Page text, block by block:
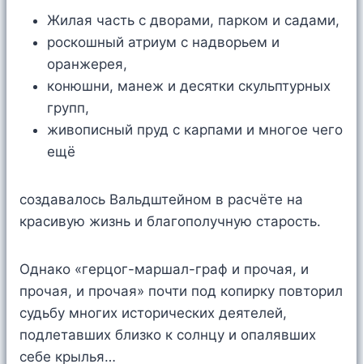
Жилая часть с дворами, парком и садами,
роскошный атриум с надворьем и
оранжерея,
конюшни, манеж и десятки скульптурных
групп,
живописный пруд с карпами и многое чего
ещё
создавалось Вальдштейном в расчёте на
красивую жизнь и благополучную старость.
Однако «герцог-маршал-граф и прочая, и
прочая, и прочая» почти под копирку повторил
судьбу многих исторических деятелей,
подлетавших близко к солнцу и опалявших
себе крылья…